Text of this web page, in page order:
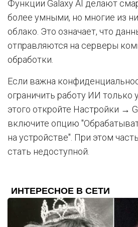
Функции Galaxy AI делают
более умными, но многие из
облако. Это означает, что
отправляются на серверы
обработки.
Если важна
ограничить работу ИИ только
этого откройте Настройки →
включите опцию
на устройстве". При этом
стать недоступной.